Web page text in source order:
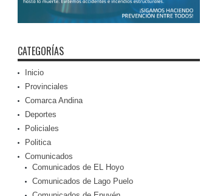
CATEGORÍAS
Inicio
Provinciales
Comarca Andina
Deportes
Policiales
Politica
Comunicados
Comunicados de EL Hoyo
Comunicados de Lago Puelo